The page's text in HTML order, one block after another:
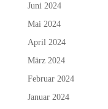
Juni 2024
Mai 2024
April 2024
März 2024
Februar 2024
Januar 2024